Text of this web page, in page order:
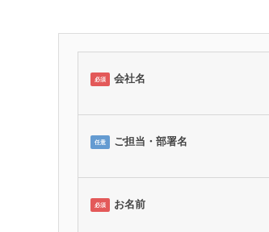
必須 会社名
任意 ご担当・部署名
必須 お名前